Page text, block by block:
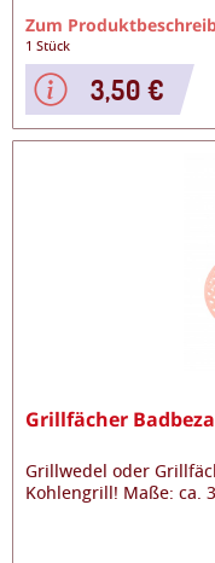
Zum
1 Stück
3,50 €
Grillfächer
Grillwedel oder
Kohlengrill! Maße: ca.